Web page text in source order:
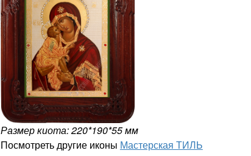
Размер киота: 220*190*55 мм
Посмотреть другие иконы Мастерская ТИЛЬ